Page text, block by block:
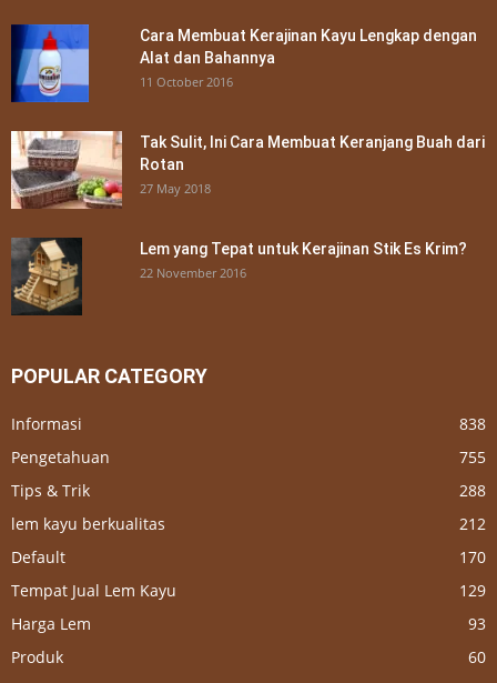
Cara Membuat Kerajinan Kayu Lengkap dengan
Alat dan Bahannya
11 October 2016
Tak Sulit, Ini Cara Membuat Keranjang Buah dari
Rotan
27 May 2018
Lem yang Tepat untuk Kerajinan Stik Es Krim?
22 November 2016
POPULAR CATEGORY
Informasi
838
Pengetahuan
755
Tips & Trik
288
lem kayu berkualitas
212
Default
170
Tempat Jual Lem Kayu
129
Harga Lem
93
Produk
60